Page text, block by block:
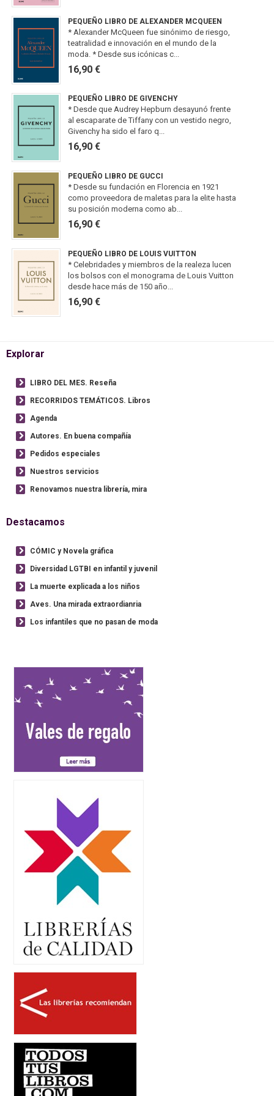
PEQUEÑO LIBRO DE ALEXANDER MCQUEEN
* Alexander McQueen fue sinónimo de riesgo,
teatralidad e innovación en el mundo de la
moda. * Desde sus icónicas c...
16,90 €
PEQUEÑO LIBRO DE GIVENCHY
* Desde que Audrey Hepburn desayunó frente
al escaparate de Tiffany con un vestido negro,
Givenchy ha sido el faro q...
16,90 €
PEQUEÑO LIBRO DE GUCCI
* Desde su fundación en Florencia en 1921
como proveedora de maletas para la elite hasta
su posición moderna como ab...
16,90 €
PEQUEÑO LIBRO DE LOUIS VUITTON
* Celebridades y miembros de la realeza lucen
los bolsos con el monograma de Louis Vuitton
desde hace más de 150 año...
16,90 €
Explorar
LIBRO DEL MES. Reseña
RECORRIDOS TEMÁTICOS. Libros
Agenda
Autores. En buena compañía
Pedidos especiales
Nuestros servicios
Renovamos nuestra librería, mira
Destacamos
CÓMIC y Novela gráfica
Diversidad LGTBI en infantil y juvenil
La muerte explicada a los niños
Aves. Una mirada extraordianria
Los infantiles que no pasan de moda